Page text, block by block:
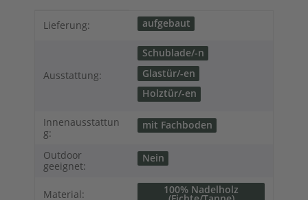
Produkteigenschaft
Wert
Lieferung: aufgebaut
Ausstattung:
Schublade/-n
Glastür/-en
Holztür/-en
Innenausstattun
g:
mit Fachboden
Outdoor
geeignet:
Nein
Material: 100% Nadelholz